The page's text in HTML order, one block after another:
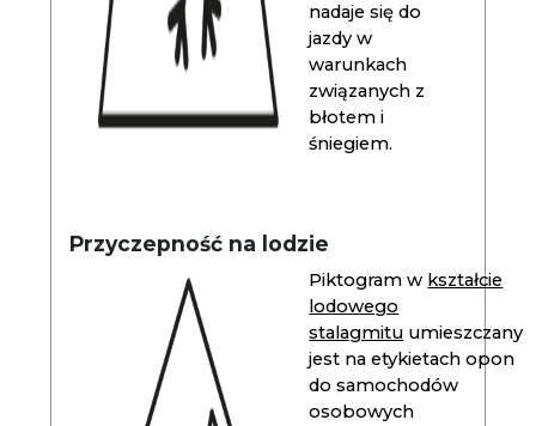
nadaje się do
jazdy w
warunkach
związanych z
błotem i
śniegiem.
Przyczepność na lodzie
Piktogram w kształcie
lodowego
stalagmitu umieszczany
jest na etykietach opon
do samochodów
osobowych